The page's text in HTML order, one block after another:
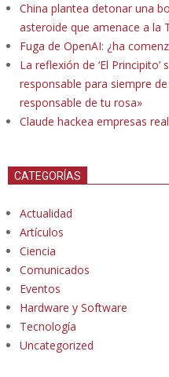
China plantea detonar una
asteroide que amenace a la
Fuga de OpenAI: ¿ha
La reflexión de ‘El
responsable para siempre
responsable de tu rosa»
Claude hackea empresas
CATEGORÍAS
Actualidad
Artículos
Ciencia
Comunicados
Eventos
Hardware y Software
Tecnología
Uncategorized